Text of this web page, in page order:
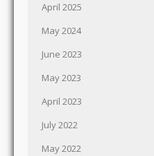
April 2025
May 2024
June 2023
May 2023
April 2023
July 2022
May 2022